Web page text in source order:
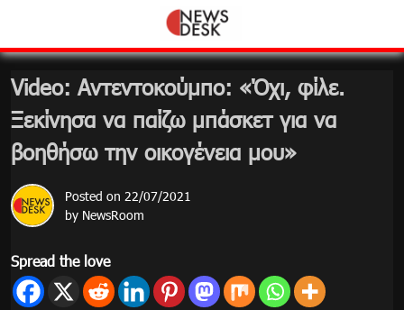
content
Video: Αντεντοκούμπο: «Όχι, φίλε.
Ξεκίνησα να παίζω μπάσκετ για να
βοηθήσω την οικογένεια μου»
Posted on 22/07/2021
by NewsRoom
Spread the love